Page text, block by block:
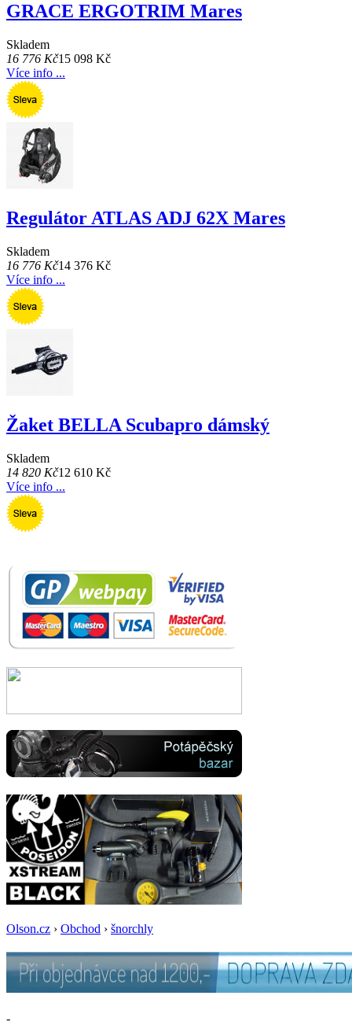
GRACE ERGOTRIM Mares
Skladem
16 776 Kč15 098 Kč
Více info ...
Regulátor ATLAS ADJ 62X Mares
Skladem
16 776 Kč14 376 Kč
Více info ...
Žaket BELLA Scubapro dámský
Skladem
14 820 Kč12 610 Kč
Více info ...
Olson.cz › Obchod › šnorchly
-